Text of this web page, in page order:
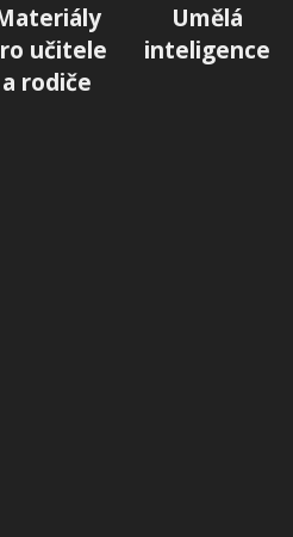
učitele
a rodiče
Umělá
inteligence